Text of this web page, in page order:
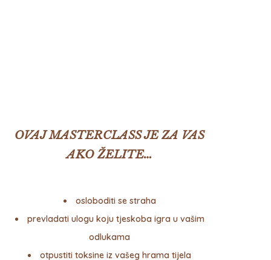
OVAJ MASTERCLASS JE ZA VAS
AKO ŽELITE…
osloboditi se straha
prevladati ulogu koju tjeskoba igra u vašim
odlukama
otpustiti toksine iz vašeg hrama tijela